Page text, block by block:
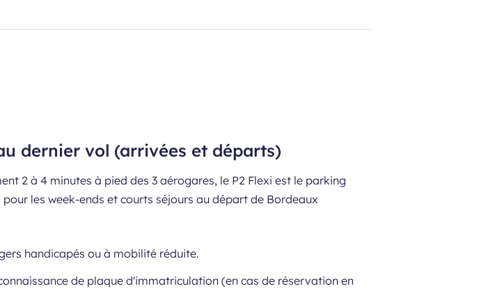
dernier vol (arrivées et départs)
2 à 4 minutes à pied des 3 aérogares, le P2 Flexi est le parking
les week-ends et courts séjours au départ de Bordeaux
handicapés ou à mobilité réduite.
de plaque d'immatriculation (en cas de réservation en